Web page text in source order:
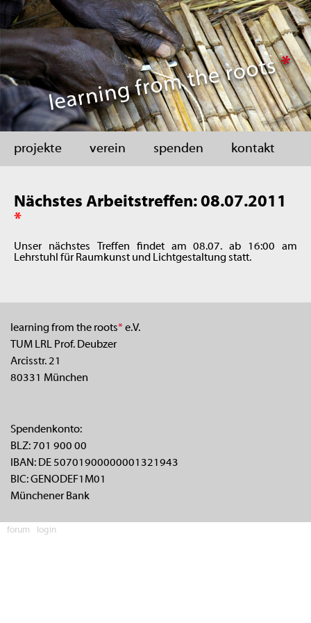
projekte verein spenden kontakt
Nächstes Arbeitstreffen: 08.07.2011
*
Unser nächstes Treffen findet am 08.07. ab 16:00 am
Lehrstuhl für Raumkunst und Lichtgestaltung statt.
learning from the roots*e.V.
TUM LRL Prof. Deubzer
Arcisstr. 21
80331 München
Spendenkonto:
BLZ: 701 900 00
IBAN: DE 50701900000001321943
BIC: GENODEF1M01
Münchener Bank
login
forum